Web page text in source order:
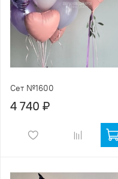
Сет №1600
4 740 ₽